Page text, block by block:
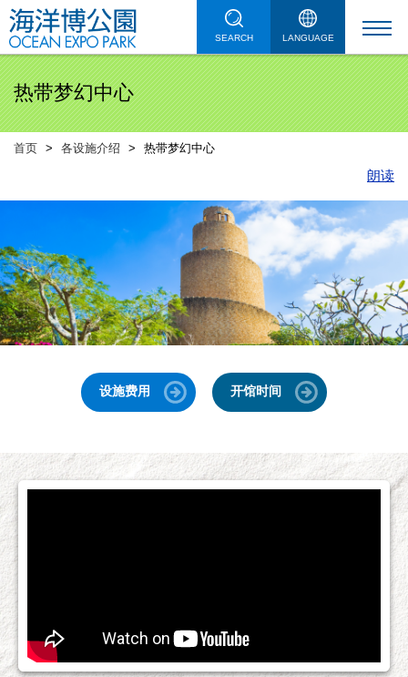
SEARCH LANGUAGE
热带梦幻中心
首页 各设施介绍 热带梦幻中心
朗读
设施费用 开馆时间